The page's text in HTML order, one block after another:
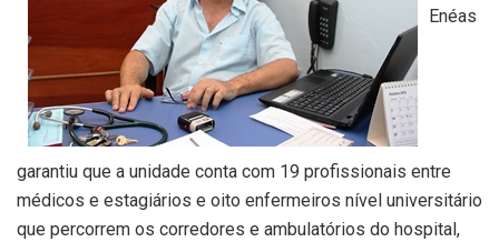
Enéas
garantiu que a unidade conta com 19 profissionais entre
médicos e estagiários e oito enfermeiros nível universitário
que percorrem os corredores e ambulatórios do hospital,